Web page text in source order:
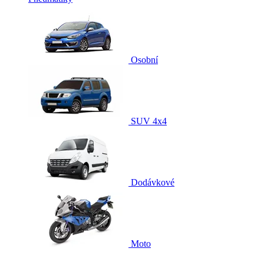
Osobní
SUV 4x4
Dodávkové
Moto